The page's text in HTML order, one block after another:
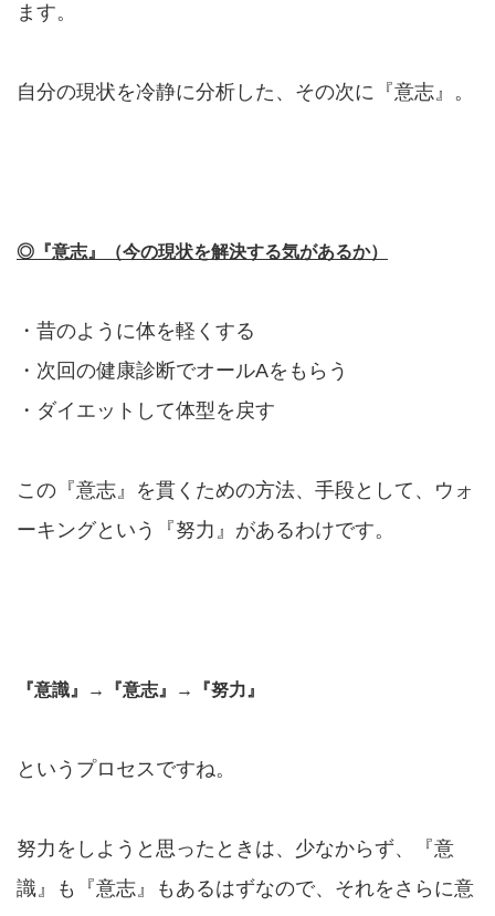
ます。
自分の現状を冷静に分析した、その次に『意志』。
◎『意志』（今の現状を解決する気があるか）
・昔のように体を軽くする
・次回の健康診断でオールAをもらう
・ダイエットして体型を戻す
この『意志』を貫くための方法、手段として、ウォ
ーキングという『努力』があるわけです。
『意識』→『意志』→『努力』
というプロセスですね。
努力をしようと思ったときは、少なからず、『意
識』も『意志』もあるはずなので、それをさらに意